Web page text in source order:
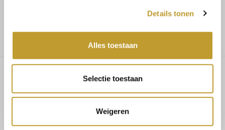
Details tonen
Alles toestaan
Selectie toestaan
Weigeren
Jessica elastic belt gold